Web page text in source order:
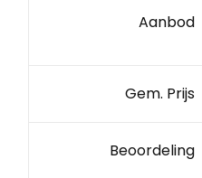
Aanbod
Gem. Prijs
Beoordeling